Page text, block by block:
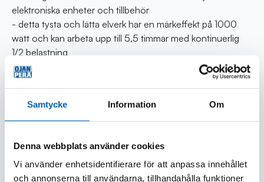
Samtycke Information Om
Denna webbplats använder cookies
Vi använder enhetsidentifierare för att anpassa innehållet
och annonserna till användarna, tillhandahålla funktioner
elektroniska enheter och tillbehör
- detta tysta och lätta elverk har en märkeffekt på 1000
watt och kan arbeta upp till 5,5 timmar med kontinuerlig
1/2 belastning
Tekniska data:
utrustning (sinusvåg)
- motor 4-takt (OHV) 60 CC
max. effekt 1,1 kW)
- utgångseffekt (12 V DC): 5,0 A
- uttag 1 x 230 V / 1 x 12 V DC